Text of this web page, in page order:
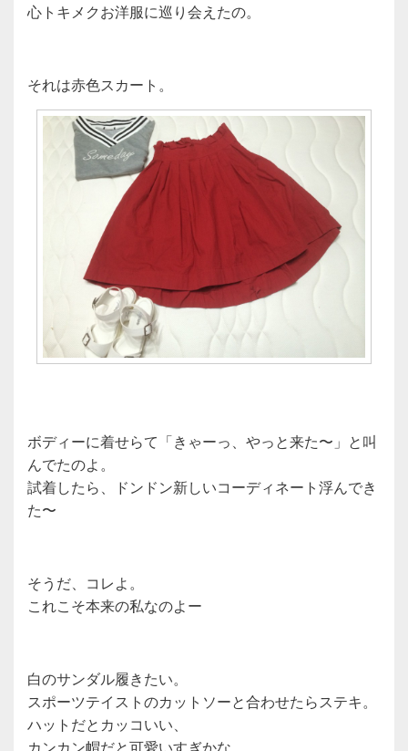
心トキメクお洋服に巡り会えたの。
それは赤色スカート。
ボディーに着せらて「きゃーっ、やっと来た〜」と叫
んでたのよ。
試着したら、ドンドン新しいコーディネート浮んでき
た〜
そうだ、コレよ。
これこそ本来の私なのよー
白のサンダル履きたい。
スポーツテイストのカットソーと合わせたらステキ。
ハットだとカッコいい、
カンカン帽だと可愛いすぎかな。